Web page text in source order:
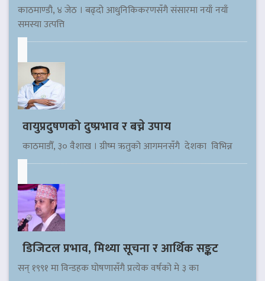
काठमाण्डौ, ४ जेठ । बढ्दो आधुनिकिकरणसँगै संसारमा नयाँ नयाँ
समस्या उत्पत्ति
वायुप्रदुषणको दुष्प्रभाव र बच्ने उपाय
काठमाडौँ, ३० वैशाख । ग्रीष्म ऋतुको आगमनसँगै देशका विभिन्न
डिजिटल प्रभाव, मिथ्या सूचना र आर्थिक सङ्कट
सन् १९९१ मा विन्डहक घोषणासँगै प्रत्येक वर्षको मे ३ का